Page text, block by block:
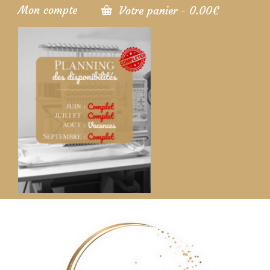
Mon compte Votre panier - 0.00€